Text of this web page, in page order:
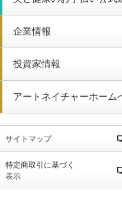
企業情報
投資家情報
アートネイチャーホーム
サイトマップ
特定商取引に基づく
表示